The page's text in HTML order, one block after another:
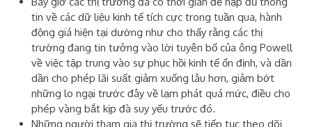
tin về các dữ liệu kinh tế tích cực trong tuần qua, hành
động giá hiện tại dường như cho thấy rằng các thị
trường đang tin tưởng vào lời tuyên bố của ông Powell
về việc tập trung vào sự phục hồi kinh tế ổn định, và dần
dần cho phép lãi suất giảm xuống lâu hơn, giảm bớt
những lo ngại trước đây về lạm phát quá mức, điều cho
phép vàng bắt kịp đà suy yếu trước đó.
Những người tham gia thị trường sẽ tiếp tục theo dõi